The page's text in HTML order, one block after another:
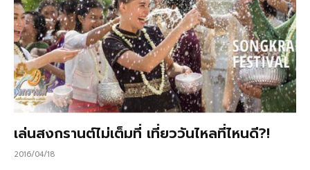
เล่นสงกรานต์ไม่เต็มที่ เที่ยววันไหลที่ไหนดี?!
2016/04/18